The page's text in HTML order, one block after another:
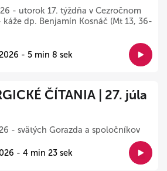
- utorok 17. týždňa v Cezročnom
dp. Benjamín Kosnáč (Mt 13, 36-
- 5 min 8 sek
ČÍTANIA | 27. júla
- svätých Gorazda a spoločníkov
- 4 min 23 sek